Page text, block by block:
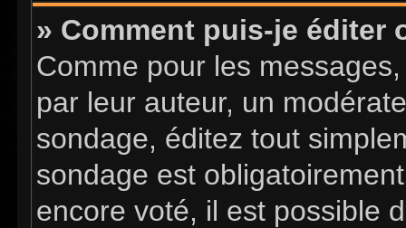
» Comment puis-je éditer
Comme pour les
par leur auteur, un
sondage, éditez tout
sondage est
encore voté, il est possible